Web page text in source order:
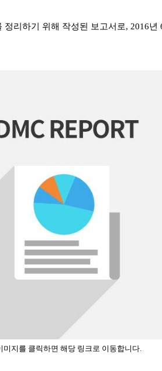
리하기 위해 작성된 보고서로, 2016년
미지를 클릭하면 해당 링크로 이동합니다.